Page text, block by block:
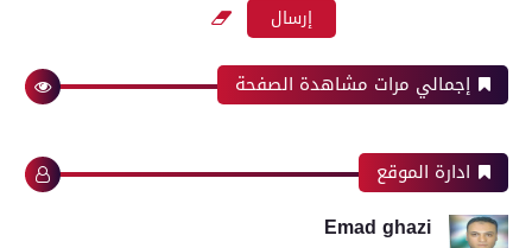
إجمالي مرات مشاهدة الصفحة
ادارة الموقع
Emad ghazi